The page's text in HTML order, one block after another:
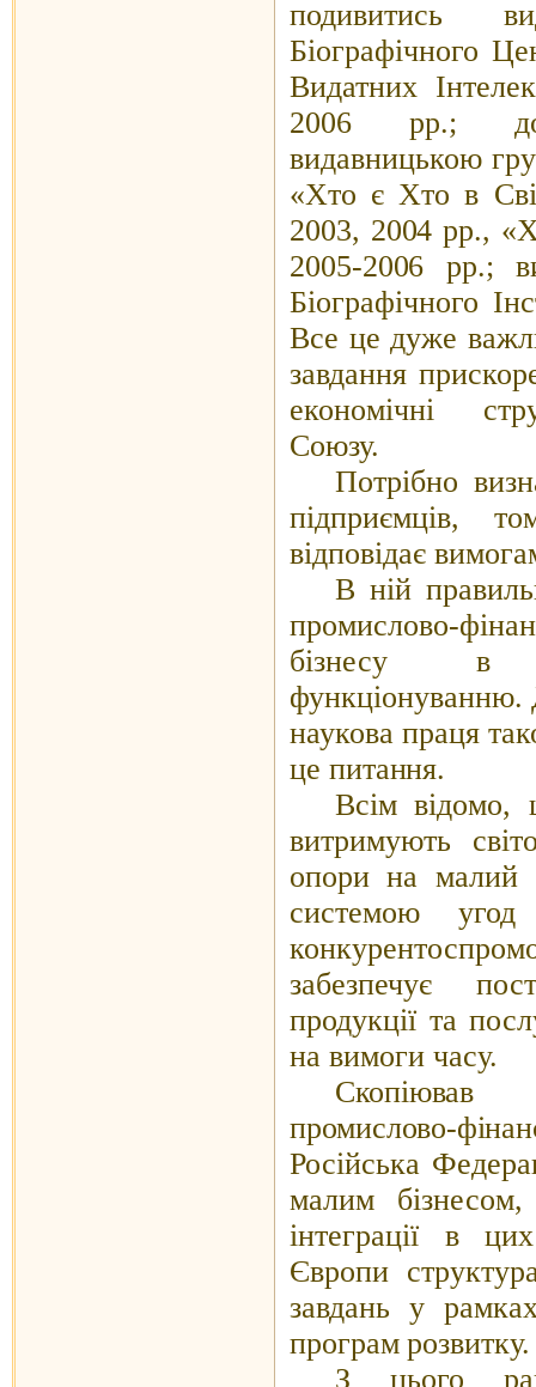
подивитись
Біографічного
Видатних
2006 рр.;
видавницькою
«Хто є Хто в
2003, 2004 рр.,
2005-2006 рр.;
Біографічного
Все це дуже
завдання
економічні
Союзу.
Потрібно
підприємців,
відповідає
В ній
промислово-
бізнесу в
наукова праця
це питання.
Всім відомо,
витримують
опори на малий
системою
забезпечує
продукції та
на вимоги часу.
Скопіював
промислово-
Російська
малим
інтеграції в
Європи
завдань у
програм розвитку.
З цього